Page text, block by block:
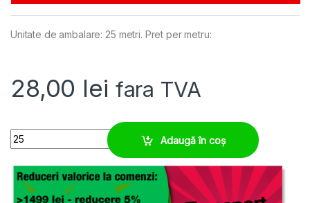
Unitate de ambalare: 25 metri. Pret per metru:
28,00 lei fara TVA
EWX-PA M32/P29 Tub protectie - solicitari mecanice mari quantity
Adaugă în coș